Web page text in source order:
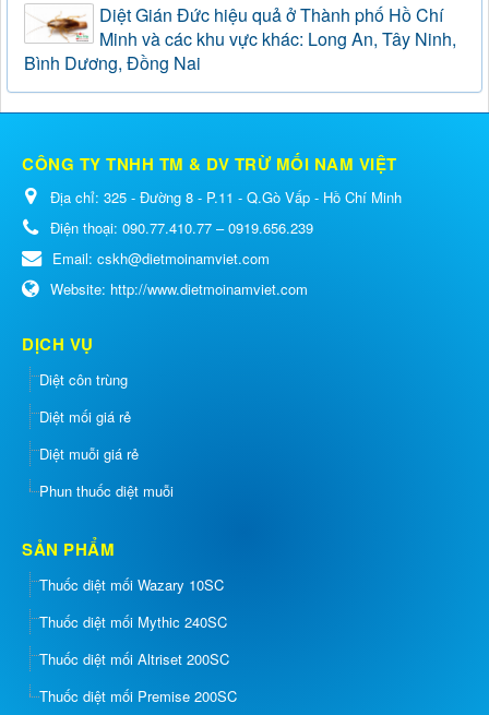
Diệt Gián Đức hiệu quả ở Thành phố Hồ Chí
Minh và các khu vực khác: Long An, Tây Ninh,
Bình Dương, Đồng Nai
CÔNG TY TNHH TM & DV TRỪ MỐI NAM VIỆT
Địa chỉ: 325 - Đường 8 - P.11 - Q.Gò Vấp - Hồ Chí Minh
Điện thoại: 090.77.410.77 – 0919.656.239
Email: cskh@dietmoinamviet.com
Website: http://www.dietmoinamviet.com
DỊCH VỤ
Diệt côn trùng
Diệt mối giá rẻ
Diệt muỗi giá rẻ
Phun thuốc diệt muỗi
SẢN PHẨM
Thuốc diệt mối Wazary 10SC
Thuốc diệt mối Mythic 240SC
Thuốc diệt mối Altriset 200SC
Thuốc diệt mối Premise 200SC